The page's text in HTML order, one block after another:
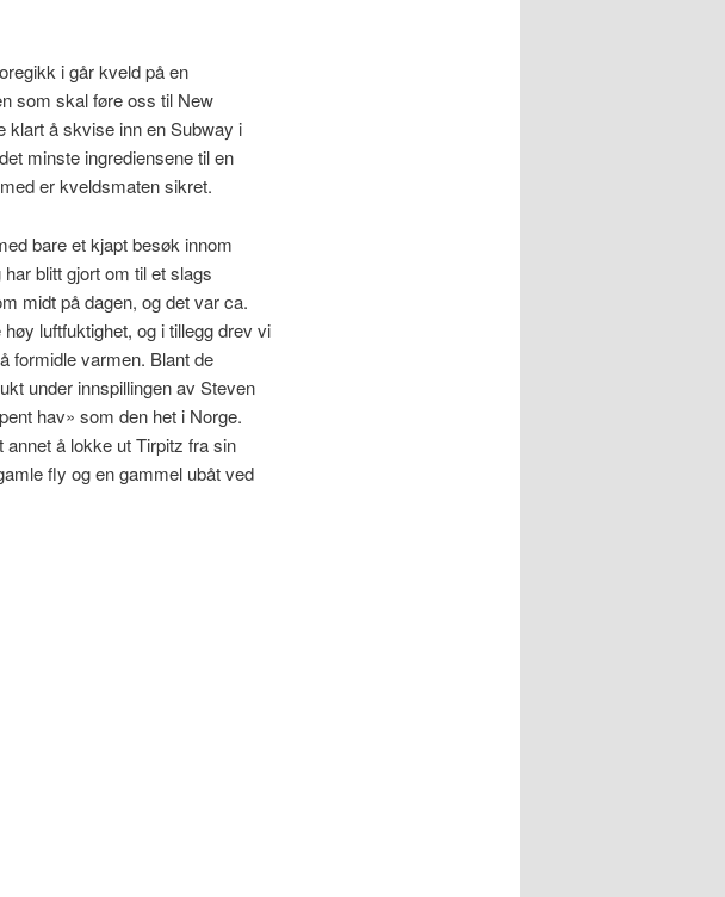
i går kveld på en
som skal føre oss til New
klart å skvise inn en Subway i
minste ingrediensene til en
er kveldsmaten sikret.
bare et kjapt besøk innom
blitt gjort om til et slags
midt på dagen, og det var ca.
luftfuktighet, og i tillegg drev vi
formidle varmen. Blant de
under innspillingen av Steven
hav» som den het i Norge.
å lokke ut Tirpitz fra sin
fly og en gammel ubåt ved